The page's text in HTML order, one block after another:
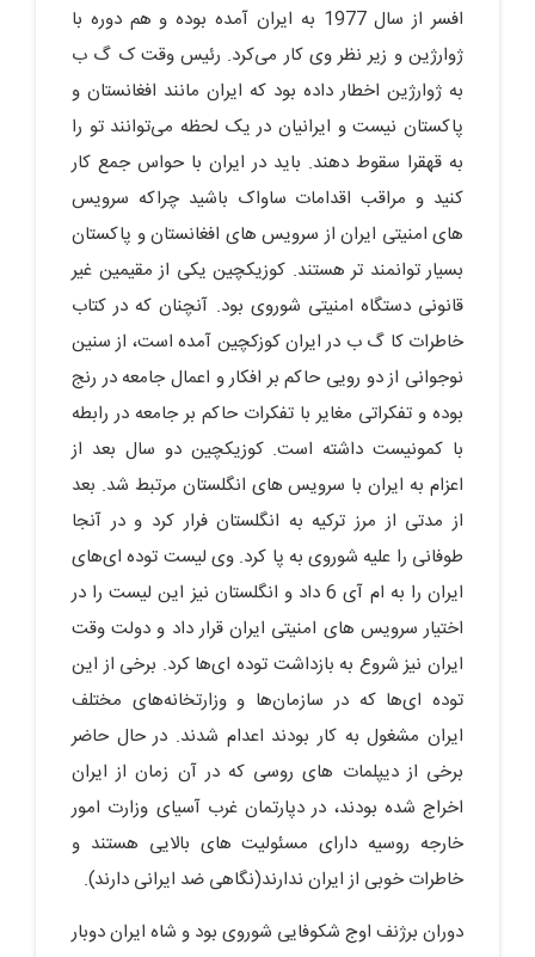
افسر از سال 1977 به ایران آمده بوده و هم دوره با
ژوارژین و زیر نظر وی کار می‌کرد. رئیس وقت ک گ ب
به ژوارژین اخطار داده بود که ایران مانند افغانستان و
پاکستان نیست و ایرانیان در یک لحظه می‌توانند تو را
به قهقرا سقوط دهند. باید در ایران با حواس جمع کار
کنید و مراقب اقدامات ساواک باشید چراکه سرویس
های امنیتی ایران از سرویس های افغانستان و پاکستان
بسیار توانمند تر هستند. کوزیکچین یکی از مقیمین غیر
قانونی دستگاه امنیتی شوروی بود. آنچنان که در کتاب
خاطرات کا گ ب در ایران کوزکچین آمده است، از سنین
نوجوانی از دو رویی حاکم بر افکار و اعمال جامعه در رنج
بوده و تفکراتی مغایر با تفکرات حاکم بر جامعه در رابطه
با کمونیست داشته است. کوزیکچین دو سال بعد از
اعزام به ایران با سرویس های انگلستان مرتبط شد. بعد
از مدتی از مرز ترکیه به انگلستان فرار کرد و در آنجا
طوفانی را علیه شوروی به پا کرد. وی لیست توده ای‌های
ایران را به ام آی 6 داد و انگلستان نیز این لیست را در
اختیار سرویس های امنیتی ایران قرار داد و دولت وقت
ایران نیز شروع به بازداشت توده ای‌ها کرد. برخی از این
توده ای‌ها که در سازمان‌ها و وزارتخانه‌های مختلف
ایران مشغول به کار بودند اعدام شدند. در حال حاضر
برخی از دیپلمات های روسی که در آن زمان از ایران
اخراج شده بودند، در دپارتمان غرب آسیای وزارت امور
خارجه روسیه دارای مسئولیت های بالایی هستند و
خاطرات خوبی از ایران ندارند(نگاهی ضد ایرانی دارند).
دوران برژنف اوج شکوفایی شوروی بود و شاه ایران دوبار